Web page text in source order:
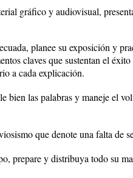
gráfico y audiovisual,
planee su exposición y
claves que sustentan el
a cada explicación.
bien las palabras y maneje el
que denote una falta de
prepare y distribuya todo su